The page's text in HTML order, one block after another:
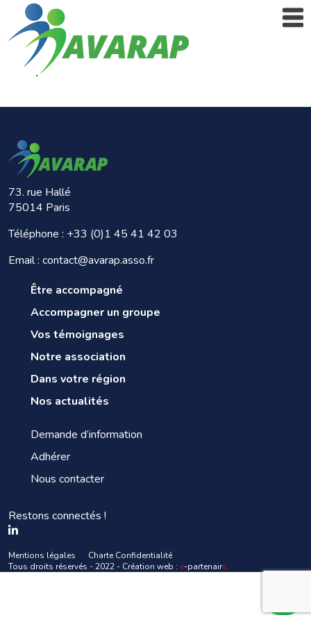
73. rue Hallé
75014 Paris
Téléphone : +33 (0)1 45 41 42 03
Email : contact@avarap.asso.fr
Être accompagné
Accompagner un groupe
Vos témoignages
Notre association
Dans votre région
Nos actualités
Demande d’information
Adhérer
Nous contacter
Restons connectés !
Mentions légales
Charte Confidentialité
Tous droits réservés - 2022 - Création web : e-partenaire